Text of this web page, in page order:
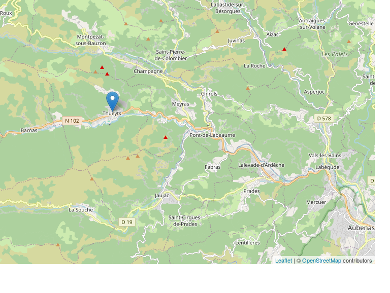
Leaflet | ©OpenStreetMapcontributors